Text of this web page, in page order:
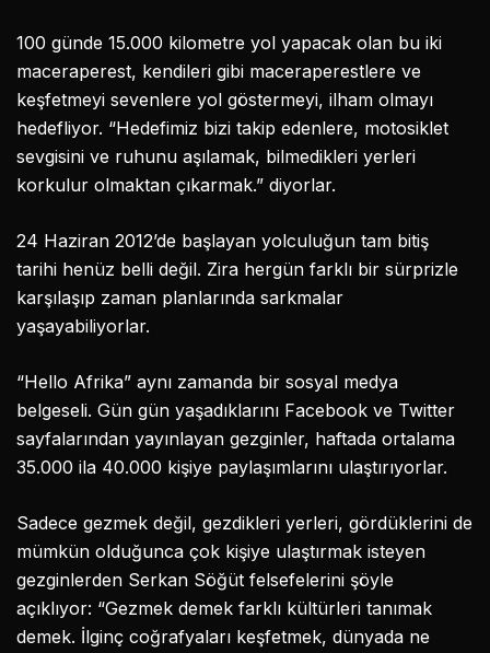
100 günde 15.000 kilometre yol yapacak olan bu iki
maceraperest, kendileri gibi maceraperestlere ve
keşfetmeyi sevenlere yol göstermeyi, ilham olmayı
hedefliyor. “Hedefimiz bizi takip edenlere, motosiklet
sevgisini ve ruhunu aşılamak, bilmedikleri yerleri
korkulur olmaktan çıkarmak.” diyorlar.
24 Haziran 2012’de başlayan yolculuğun tam bitiş
tarihi henüz belli değil. Zira hergün farklı bir sürprizle
karşılaşıp zaman planlarında sarkmalar
yaşayabiliyorlar.
“Hello Afrika” aynı zamanda bir sosyal medya
belgeseli. Gün gün yaşadıklarını Facebook ve Twitter
sayfalarından yayınlayan gezginler, haftada ortalama
35.000 ila 40.000 kişiye paylaşımlarını ulaştırıyorlar.
Sadece gezmek değil, gezdikleri yerleri, gördüklerini de
mümkün olduğunca çok kişiye ulaştırmak isteyen
gezginlerden Serkan Söğüt felsefelerini şöyle
açıklıyor: “Gezmek demek farklı kültürleri tanımak
demek. İlginç coğrafyaları keşfetmek, dünyada ne